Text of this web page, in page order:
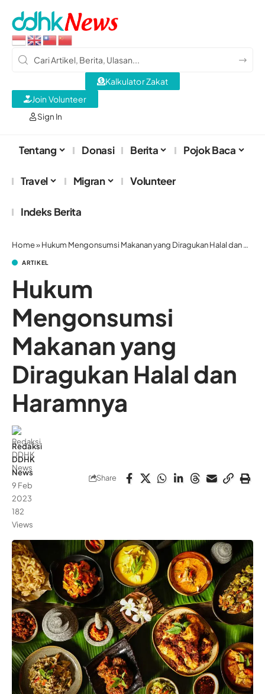
Sign In
Kalkulator Zakat
Join Volunteer
Tentang Donasi Berita Pojok Baca
Travel Migran Volunteer
Indeks Berita
Home»Hukum Mengonsumsi Makanan yang Diragukan Halal dan Haramnya
ARTIKEL
Hukum
Mengonsumsi
Makanan yang
Diragukan Halal dan
Haramnya
Redaksi
DDHK
News
9 Feb
2023
182
Views
Share